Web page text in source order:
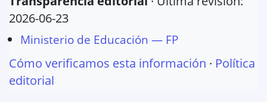
2026-06-23
Ministerio de Educación — FP
Cómo verificamos esta información · Política
editorial